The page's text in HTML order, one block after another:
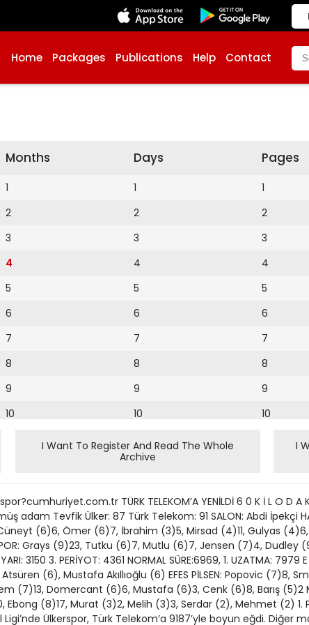
Home Packages Publications Help Contact
Months
1
2
3
4
5
6
7
8
9
10
Days
1
2
3
4
5
6
7
8
9
10
11
12
14
15
16
17
18
Pages
1
2
3
4
5
6
7
8
9
10
14
15
16
17
18
I Want To Register And Read The Whole
Archive
I
TÜRK TELEKOM’A YENİLDİ 6 0 K İ L O D A
adam Tevfik Ülker: 87 Türk Telekom: 91 SALON: Abdi İpekçi
(6)6, Ömer (6)7, İbrahim (3)5, Mirsad (4)11, Gulyas (4)6,
Grays (9)23, Tutku (6)7, Mutlu (6)7, Jensen (7)4, Dudley
3150 3. PERİYOT: 4361 NORMAL SÜRE:6969, 1. UZATMA: 7979
(6), Mustafa Akıllıoğlu (6) EFES PİLSEN: Popovic (7)8,
(7)13, Domercant (6)6, Mustafa (6)3, Cenk (6)8, Barış (5)2
Ebong (8)17, Murat (3)2, Melih (3)3, Serdar (2), Mehmet (2) 1.
Ülkerspor, Türk Telekom’a 9187’yle boyun eğdi. Diğer